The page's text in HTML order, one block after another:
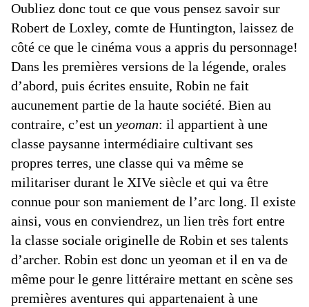
Oubliez donc tout ce que vous pensez savoir sur
Robert de Loxley, comte de Huntington, laissez de
côté ce que le cinéma vous a appris du personnage!
Dans les premières versions de la légende, orales
d’abord, puis écrites ensuite, Robin ne fait
aucunement partie de la haute société. Bien au
contraire, c’est un yeoman: il appartient à une
classe paysanne intermédiaire cultivant ses
propres terres, une classe qui va même se
militariser durant le XIVe siècle et qui va être
connue pour son maniement de l’arc long. Il existe
ainsi, vous en conviendrez, un lien très fort entre
la classe sociale originelle de Robin et ses talents
d’archer. Robin est donc un yeoman et il en va de
même pour le genre littéraire mettant en scène ses
premières aventures qui appartenaient à une